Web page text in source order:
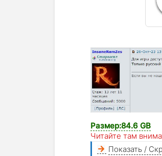
Размер:84.6 GB
Читайте там
Показать /